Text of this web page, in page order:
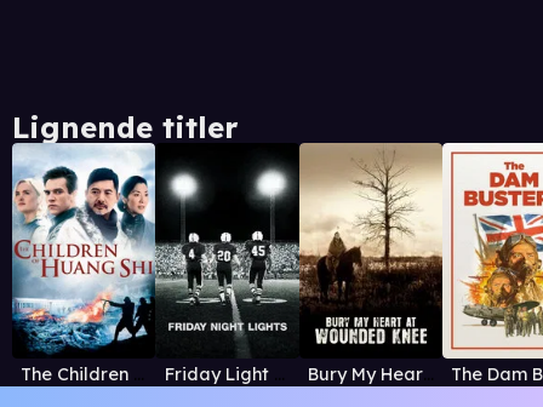
Lignende titler
The Children of Huang Shi Friday Light Nights Bury My Heart at Wounded Knee